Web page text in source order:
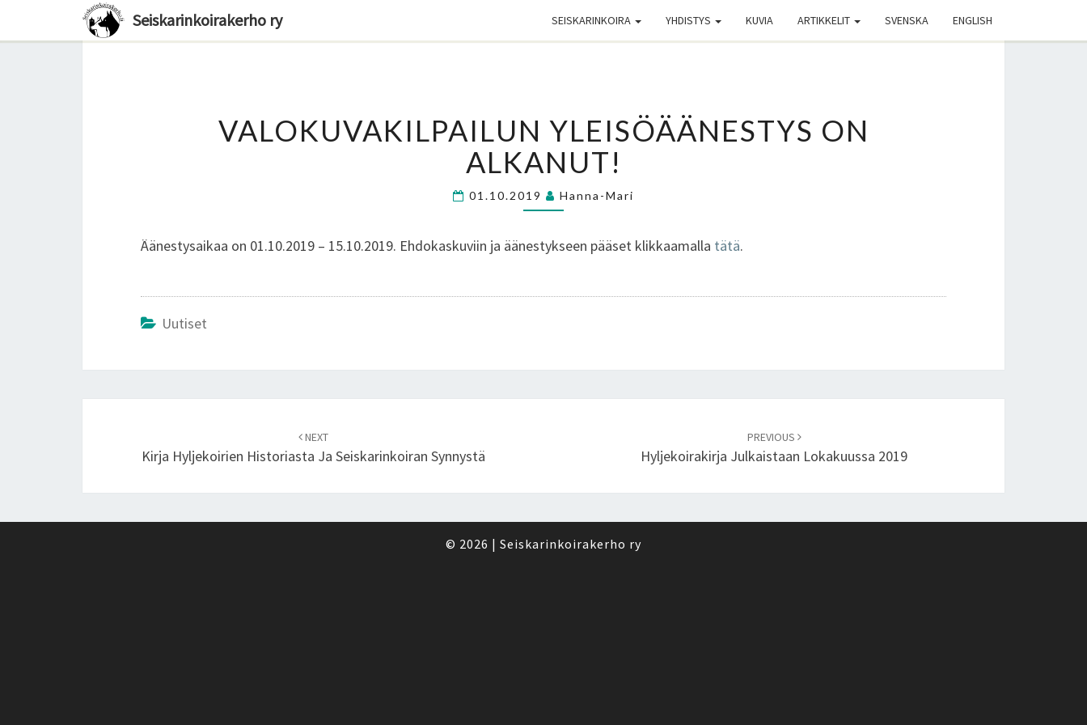
Seiskarinkoirakerho ry SEISKARINKOIRA YHDISTYS KUVIA ARTIKKELIT SVENSKA ENGLISH
YLEISÖÄÄNESTYS
ON
ALKANUT!
VALOKUVAKILPAILUN YLEISÖÄÄNESTYS ON
ALKANUT!
01.10.2019 Hanna-Mari
Äänestysaikaa on 01.10.2019 – 15.10.2019. Ehdokaskuviin ja äänestykseen pääset klikkaamalla tätä.
Uutiset
NEXT
Kirja Hyljekoirien Historiasta Ja Seiskarinkoiran Synnystä
PREVIOUS
Hyljekoirakirja Julkaistaan Lokakuussa 2019
© 2026 | Seiskarinkoirakerho ry